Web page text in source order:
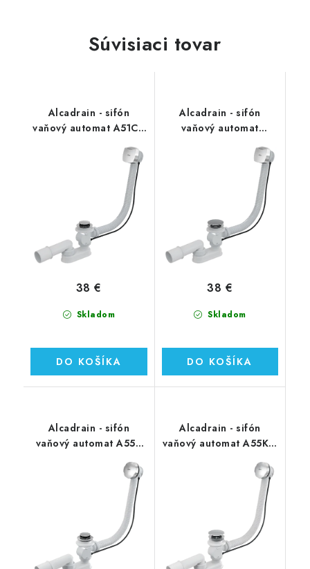
Súvisiaci tovar
Alcadrain - sifón
vaňový automat A51CR
Skladom
38 €
DO KOŠÍKA
Alcadrain - sifón
vaňový automat
Skladom
38 €
DO KOŠÍKA
Alcadrain - sifón
vaňový automat A55K
Alcadrain - sifón
vaňový automat A55KM